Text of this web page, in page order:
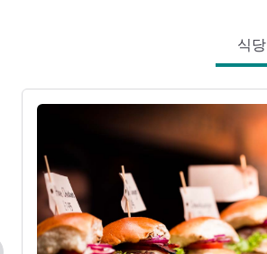
식당
이전 - 레스토랑
세부 정보 보기